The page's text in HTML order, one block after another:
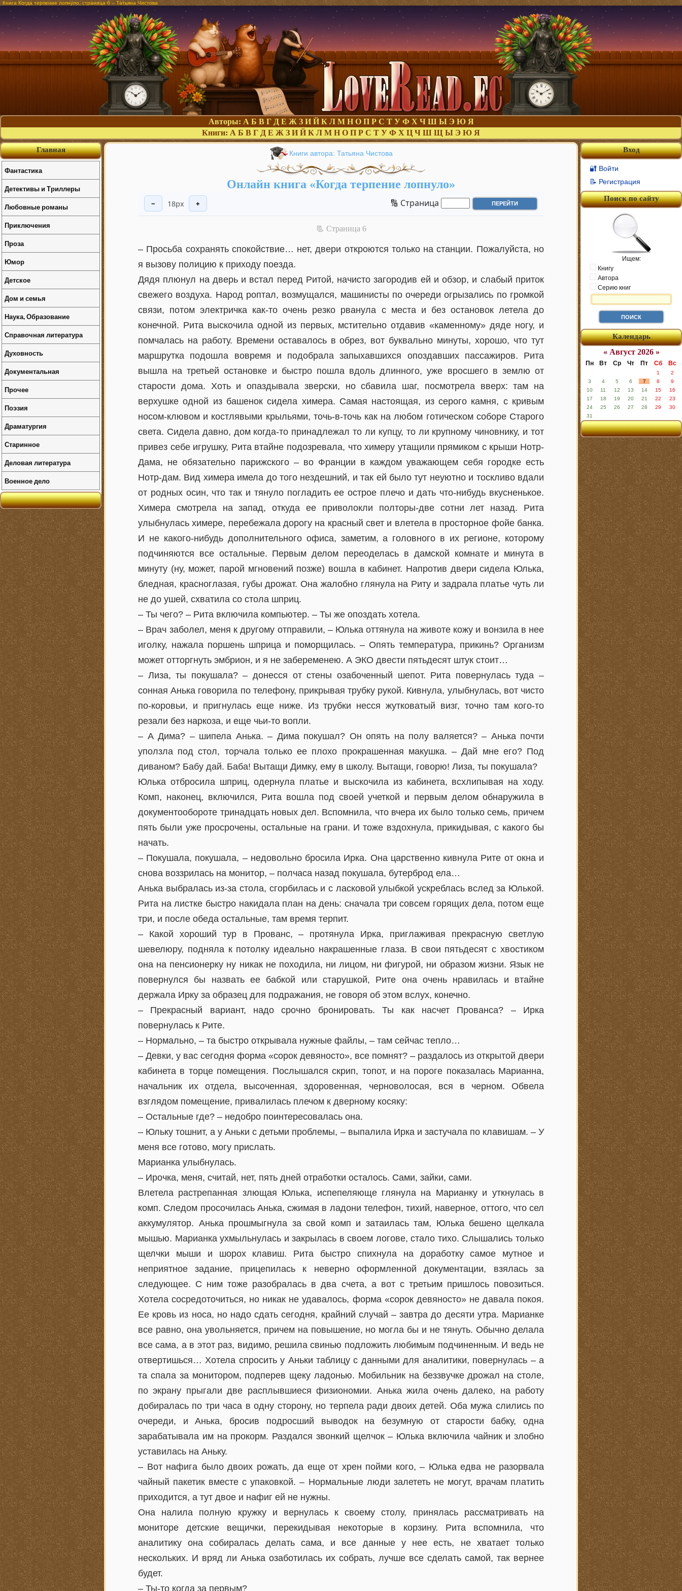
Книга Когда терпение лопнуло, страница 6 – Татьяна Чистова
Авторы: А Б В Г Д Е Ж З И Й К Л М Н О П Р С Т У Ф Х Ч Ш Ы Э Ю Я
Книги: А Б В Г Д Е Ж З И Й К Л М Н О П Р С Т У Ф Х Ц Ч Ш Щ Ы Э Ю Я
Книги автора: Татьяна Чистова
Онлайн книга «Когда терпение лопнуло»
− 18px + 🔢 Страница
📃 Cтраница 6
– Просьба сохранять спокойствие… нет, двери откроются только на станции. Пожалуйста, но
я вызову полицию к приходу поезда.
Дядя плюнул на дверь и встал перед Ритой, начисто загородив ей и обзор, и слабый приток
свежего воздуха. Народ роптал, возмущался, машинисты по очереди огрызались по громкой
связи, потом электричка как-то очень резко рванула с места и без остановок летела до
конечной. Рита выскочила одной из первых, мстительно отдавив «каменному» дяде ногу, и
помчалась на работу. Времени оставалось в обрез, вот буквально минуты, хорошо, что тут
маршрутка подошла вовремя и подобрала запыхавшихся опоздавших пассажиров. Рита
вышла на третьей остановке и быстро пошла вдоль длинного, уже вросшего в землю от
старости дома. Хоть и опаздывала зверски, но сбавила шаг, посмотрела вверх: там на
верхушке одной из башенок сидела химера. Самая настоящая, из серого камня, с кривым
носом-клювом и костлявыми крыльями, точь-в-точь как на любом готическом соборе Старого
света. Сидела давно, дом когда-то принадлежал то ли купцу, то ли крупному чиновнику, и тот
привез себе игрушку, Рита втайне подозревала, что химеру утащили прямиком с крыши Нотр-
Дама, не обязательно парижского – во Франции в каждом уважающем себя городке есть
Нотр-дам. Вид химера имела до того нездешний, и так ей было тут неуютно и тоскливо вдали
от родных осин, что так и тянуло погладить ее острое плечо и дать что-нибудь вкусненькое.
Химера смотрела на запад, откуда ее приволокли полторы-две сотни лет назад. Рита
улыбнулась химере, перебежала дорогу на красный свет и влетела в просторное фойе банка.
И не какого-нибудь дополнительного офиса, заметим, а головного в их регионе, которому
подчиняются все остальные. Первым делом переоделась в дамской комнате и минута в
минуту (ну, может, парой мгновений позже) вошла в кабинет. Напротив двери сидела Юлька,
бледная, красноглазая, губы дрожат. Она жалобно глянула на Риту и задрала платье чуть ли
не до ушей, схватила со стола шприц.
– Ты чего? – Рита включила компьютер. – Ты же опоздать хотела.
– Врач заболел, меня к другому отправили, – Юлька оттянула на животе кожу и вонзила в нее
иголку, нажала поршень шприца и поморщилась. – Опять температура, прикинь? Организм
может отторгнуть эмбрион, и я не забеременею. А ЭКО двести пятьдесят штук стоит…
– Лиза, ты покушала? – донесся от стены озабоченный шепот. Рита повернулась туда –
сонная Анька говорила по телефону, прикрывая трубку рукой. Кивнула, улыбнулась, вот чисто
по-коровьи, и пригнулась еще ниже. Из трубки несся жутковатый визг, точно там кого-то
резали без наркоза, и еще чьи-то вопли.
– А Дима? – шипела Анька. – Дима покушал? Он опять на полу валяется? – Анька почти
уползла под стол, торчала только ее плохо прокрашенная макушка. – Дай мне его? Под
диваном? Бабу дай. Баба! Вытащи Димку, ему в школу. Вытащи, говорю! Лиза, ты покушала?
Юлька отбросила шприц, одернула платье и выскочила из кабинета, всхлипывая на ходу.
Комп, наконец, включился, Рита вошла под своей учеткой и первым делом обнаружила в
документообороте тринадцать новых дел. Вспомнила, что вчера их было только семь, причем
пять были уже просрочены, остальные на грани. И тоже вздохнула, прикидывая, с какого бы
начать.
– Покушала, покушала, – недовольно бросила Ирка. Она царственно кивнула Рите от окна и
снова воззрилась на монитор, – полчаса назад покушала, бутерброд ела…
Анька выбралась из-за стола, сгорбилась и с ласковой улыбкой ускреблась вслед за Юлькой.
Рита на листке быстро накидала план на день: сначала три совсем горящих дела, потом еще
три, и после обеда остальные, там время терпит.
– Какой хороший тур в Прованс, – протянула Ирка, приглаживая прекрасную светлую
шевелюру, подняла к потолку идеально накрашенные глаза. В свои пятьдесят с хвостиком
она на пенсионерку ну никак не походила, ни лицом, ни фигурой, ни образом жизни. Язык не
повернулся бы назвать ее бабкой или старушкой, Рите она очень нравилась и втайне
держала Ирку за образец для подражания, не говоря об этом вслух, конечно.
– Прекрасный вариант, надо срочно бронировать. Ты как насчет Прованса? – Ирка
повернулась к Рите.
– Нормально, – та быстро открывала нужные файлы, – там сейчас тепло…
– Девки, у вас сегодня форма «сорок девяносто», все помнят? – раздалось из открытой двери
кабинета в торце помещения. Послышался скрип, топот, и на пороге показалась Марианна,
начальник их отдела, высоченная, здоровенная, черноволосая, вся в черном. Обвела
взглядом помещение, привалилась плечом к дверному косяку:
– Остальные где? – недобро поинтересовалась она.
– Юльку тошнит, а у Аньки с детьми проблемы, – выпалила Ирка и застучала по клавишам. – У
меня все готово, могу прислать.
Марианка улыбнулась.
– Ирочка, меня, считай, нет, пять дней отработки осталось. Сами, зайки, сами.
Влетела растрепанная злющая Юлька, испепеляюще глянула на Марианку и уткнулась в
комп. Следом просочилась Анька, сжимая в ладони телефон, тихий, наверное, оттого, что сел
аккумулятор. Анька прошмыгнула за свой комп и затаилась там, Юлька бешено щелкала
мышью. Марианка ухмыльнулась и закрылась в своем логове, стало тихо. Слышались только
щелчки мыши и шорох клавиш. Рита быстро спихнула на доработку самое мутное и
неприятное задание, прицепилась к неверно оформленной документации, взялась за
следующее. С ним тоже разобралась в два счета, а вот с третьим пришлось повозиться.
Хотела сосредоточиться, но никак не удавалось, форма «сорок девяносто» не давала покоя.
Ее кровь из носа, но надо сдать сегодня, крайний случай – завтра до десяти утра. Марианке
все равно, она увольняется, причем на повышение, но могла бы и не тянуть. Обычно делала
все сама, а в этот раз, видимо, решила свинью подложить любимым подчиненным. И ведь не
отвертишься… Хотела спросить у Аньки таблицу с данными для аналитики, повернулась – а
та спала за монитором, подперев щеку ладонью. Мобильник на беззвучке дрожал на столе,
по экрану прыгали две расплывшиеся физиономии. Анька жила очень далеко, на работу
добиралась по три часа в одну сторону, но терпела ради двоих детей. Оба мужа слились по
очереди, и Анька, бросив подросший выводок на безумную от старости бабку, одна
зарабатывала им на прокорм. Раздался звонкий щелчок – Юлька включила чайник и злобно
уставилась на Аньку.
– Вот нафига было двоих рожать, да еще от хрен пойми кого, – Юлька едва не разорвала
чайный пакетик вместе с упаковкой. – Нормальные люди залететь не могут, врачам платить
приходится, а тут двое и нафиг ей не нужны.
Она налила полную кружку и вернулась к своему столу, принялась рассматривать на
мониторе детские вещички, перекидывая некоторые в корзину. Рита вспомнила, что
аналитику она собиралась делать сама, и все данные у нее есть, не хватает только
нескольких. И вряд ли Анька озаботилась их собрать, лучше все сделать самой, так вернее
будет.
– Ты-то когда за первым?
Вход
🔐 Войти
📝 Регистрация
Поиск по сайту
Ищем:
Книгу
Автора
Серию книг
Календарь
« Август 2026 »
Пн Вт Ср Чт Пт Сб Вс
1
2
3
4 5 6 7 8
9
10
11 12 13 14 15
16
17
18 19 20 21 22
23
24
25 26 27 28 29
30
31
Главная
Фантастика
Детективы и Триллеры
Любовные романы
Приключения
Проза
Юмор
Детское
Дом и семья
Наука, Образование
Справочная литература
Духовность
Документальная
Прочее
Поэзия
Драматургия
Старинное
Деловая литература
Военное дело